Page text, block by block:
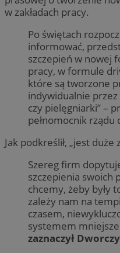
w zakładach pracy.
Po świętach
informować,
szczepień w nowej
pracy, w formule
które są tworzone
indywidualnie
czy pielęgniarki” –
pełnomocnik rządu
Jak podkreślił, „jest
Szereg firm
szczepienia swoich
chcemy, żeby były
zależy nam na
czasem,
systemem
zaznaczył